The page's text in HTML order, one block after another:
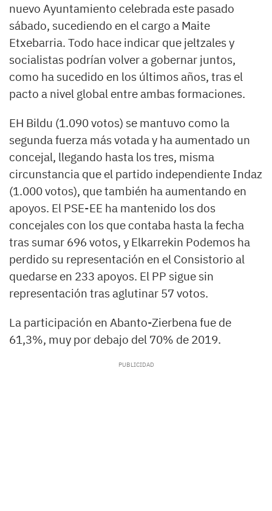
nuevo Ayuntamiento celebrada este pasado
sábado, sucediendo en el cargo a Maite
Etxebarria. Todo hace indicar que jeltzales y
socialistas podrían volver a gobernar juntos,
como ha sucedido en los últimos años, tras el
pacto a nivel global entre ambas formaciones.
EH Bildu (1.090 votos) se mantuvo como la
segunda fuerza más votada y ha aumentado un
concejal, llegando hasta los tres, misma
circunstancia que el partido independiente Indaz
(1.000 votos), que también ha aumentando en
apoyos. El PSE-EE ha mantenido los dos
concejales con los que contaba hasta la fecha
tras sumar 696 votos, y Elkarrekin Podemos ha
perdido su representación en el Consistorio al
quedarse en 233 apoyos. El PP sigue sin
representación tras aglutinar 57 votos.
La participación en Abanto-Zierbena fue de
61,3%, muy por debajo del 70% de 2019.